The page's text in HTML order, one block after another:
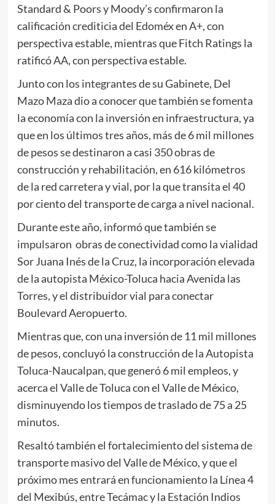
Standard & Poors y Moody’s confirmaron la
calificación crediticia del Edoméx en A+, con
perspectiva estable, mientras que Fitch Ratings la
ratificó AA, con perspectiva estable.
Junto con los integrantes de su Gabinete, Del
Mazo Maza dio a conocer que también se fomenta
la economía con la inversión en infraestructura, ya
que en los últimos tres años, más de 6 mil millones
de pesos se destinaron a casi 350 obras de
construcción y rehabilitación, en 616 kilómetros
de la red carretera y vial, por la que transita el 40
por ciento del transporte de carga a nivel nacional.
Durante este año, informó que también se
impulsaron obras de conectividad como la vialidad
Sor Juana Inés de la Cruz, la incorporación elevada
de la autopista México-Toluca hacia Avenida las
Torres, y el distribuidor vial para conectar
Boulevard Aeropuerto.
Mientras que, con una inversión de 11 mil millones
de pesos, concluyó la construcción de la Autopista
Toluca-Naucalpan, que generó 6 mil empleos, y
acerca el Valle de Toluca con el Valle de México,
disminuyendo los tiempos de traslado de 75 a 25
minutos.
Resaltó también el fortalecimiento del sistema de
transporte masivo del Valle de México, y que el
próximo mes entrará en funcionamiento la Línea 4
del Mexibús, entre Tecámac y la Estación Indios